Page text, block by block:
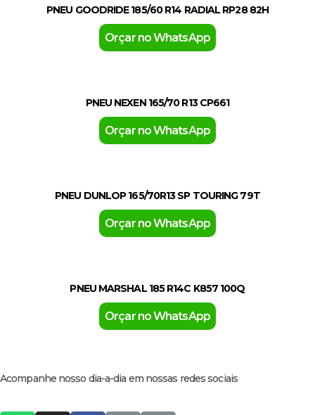
PNEU GOODRIDE 185/60 R14 RADIAL RP28 82H
Orçar no WhatsApp
PNEU NEXEN 165/70 R13 CP661
Orçar no WhatsApp
PNEU DUNLOP 165/70R13 SP TOURING 79T
Orçar no WhatsApp
PNEU MARSHAL 185 R14C K857 100Q
Orçar no WhatsApp
Acompanhe nosso dia-a-dia em nossas redes sociais